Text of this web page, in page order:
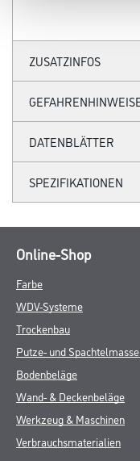
ZUSATZINFOS
DATENBLÄTTER
SPEZIFIKATIONEN
Online-Shop
Farbe
WDV-Systeme
Trockenbau
Putze- und
Bodenbeläge
Wand- & Deckenbeläge
Werkzeug & Maschinen
Verbrauchsmaterialien